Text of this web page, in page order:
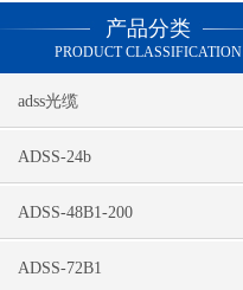
产品分类
PRODUCT CLASSIFICATION
adss光缆
ADSS-24b
ADSS-48B1-200
ADSS-72B1